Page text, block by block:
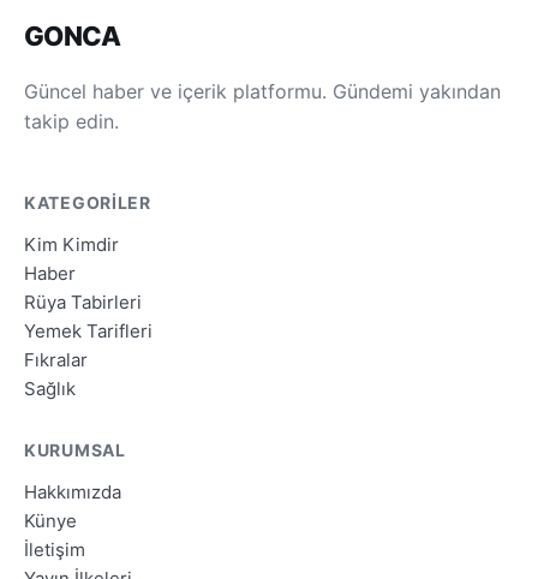
GONCA
Güncel haber ve içerik platformu. Gündemi yakından
takip edin.
KATEGORILER
Kim Kimdir
Haber
Rüya Tabirleri
Yemek Tarifleri
Fıkralar
Sağlık
KURUMSAL
Hakkımızda
Künye
İletişim